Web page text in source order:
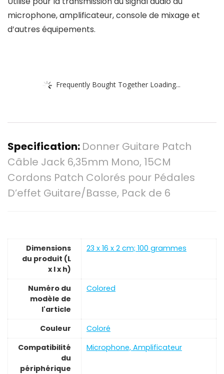
microphone, amplificateur, console de mixage et
d’autres équipements.
Frequently Bought Together Loading...
Specification: Donner Guitare Patch
Câble Jack 6,35mm Mono, 15CM
Cordons Patch Colorés pour Pédales
D’effet Guitare/Basse, Pack de 6
Dimensions
du produit (L
x l x h)
‎23 x 16 x 2 cm; 100 grammes
Numéro du
modèle de
l'article
‎Colored
Couleur
‎Coloré
Compatibilité
du
périphérique
‎Microphone, Amplificateur